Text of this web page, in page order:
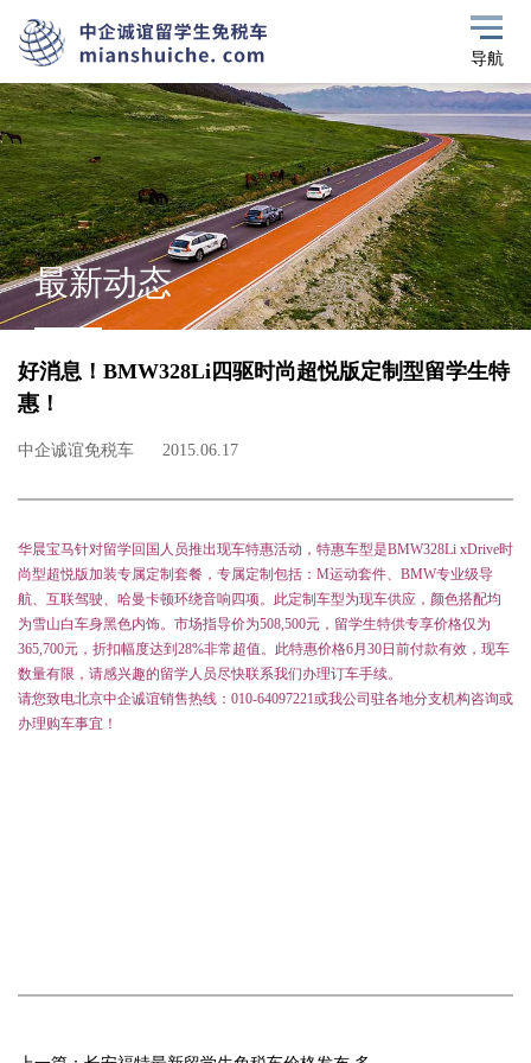
导航
最新动态
好消息！BMW328Li四驱时尚超悦版定制型留学生特
惠！
中企诚谊免税车 2015.06.17
华晨宝马针对留学回国人员推出现车特惠活动，特惠车型是BMW328Li xDrive时
尚型超悦版加装专属定制套餐，专属定制包括： M运动套件、 BMW专业级导
航、互联驾驶、哈曼卡顿环绕音响四项。此定制车型为现车供应，颜色搭配均
为雪山白车身黑色内饰。市场指导价为508,500元，留学生特供专享价格仅为
365,700元，折扣幅度达到28%非常超值。此特惠价格6月 30日前付款有效，现车
数量有限，请感兴趣的留学人员尽快联系我们办理订车手续。
请您致电北京中企诚谊销售热线： 010-64097221或我公司驻各地分支机构咨询或
办理购车事宜！